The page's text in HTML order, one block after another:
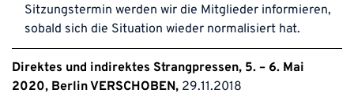
Sitzungstermin werden wir die Mitglieder informieren,
sobald sich die Situation wieder normalisiert hat.
Direktes und indirektes Strangpressen, 5. – 6. Mai
2020, Berlin VERSCHOBEN 29.11.2018